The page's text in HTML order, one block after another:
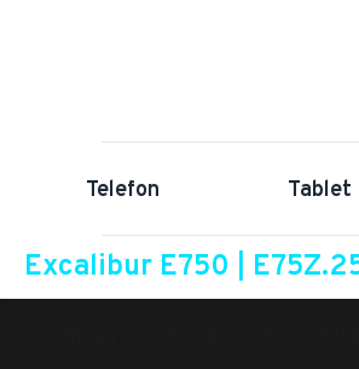
Telefon Tablet
Excalibur E750 |